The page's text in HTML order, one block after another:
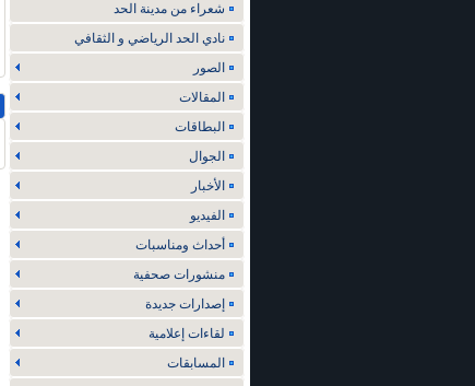
شعراء من مدينة الحد
نادي الحد الرياضي و الثقافي
الصور
المقالات
البطاقات
الجوال
الأخبار
الفيديو
أحداث ومناسبات
منشورات صحفية
إصدارات جديدة
لقاءات إعلامية
المسابقات